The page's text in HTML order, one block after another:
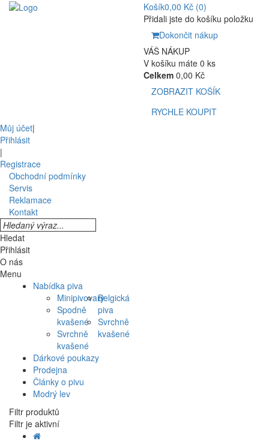
Košík0,00 Kč (0)
Přidali jste do košíku položku
Dokončit nákup
VÁŠ NÁKUP
V košíku máte 0 ks
Celkem 0,00 Kč
ZOBRAZIT KOŠÍK
RYCHLE KOUPIT
Můj účet|
Přihlásit
|
Registrace
Obchodní podmínky
Servis
Reklamace
Kontakt
Hledat
Přihlásit
O nás
Menu
Nabídka piva
Minipivovary
Spodně
kvašené
Svrchně
kvašené
Belgická
piva
Svrchně
kvašené
Dárkové poukazy
Prodejna
Články o pivu
Modrý lev
Filtr produktů
Filtr je aktivní